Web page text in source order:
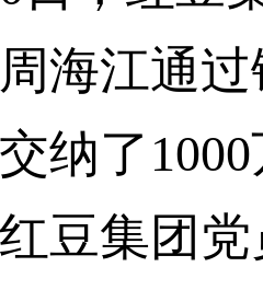
海江通
纳了
豆集团